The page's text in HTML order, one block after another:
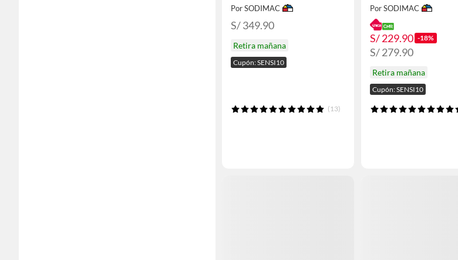
Por SODIMAC
S/ 349.90
Retira mañana
Cupón: SENSI10
(13)
Por SODIMAC
S/ 229.90 -18%
S/ 279.90
Retira mañana
Cupón: SENSI10